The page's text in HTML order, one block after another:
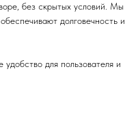
без скрытых условий. Мы
долговечность и
для пользователя и